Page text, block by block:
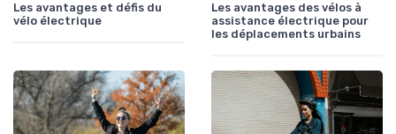
Les avantages et défis du
vélo électrique
Les avantages des vélos à
assistance électrique pour
les déplacements urbains